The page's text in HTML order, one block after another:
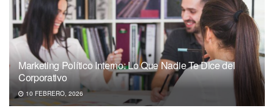
Marketing Político Interno: Lo Que Nadie Te Dice del
Corporativo
10 FEBRERO, 2026